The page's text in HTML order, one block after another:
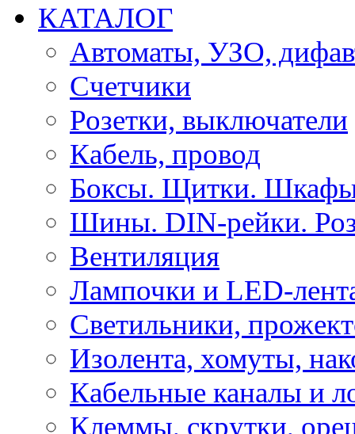
КАТАЛОГ
Автоматы, УЗО,
Счетчики
Розетки, выключатели
Кабель, провод
Боксы. Щитки.
Шины. DIN-рейки.
Вентиляция
Лампочки и LED-
Светильники,
Изолента, хомуты,
Кабельные каналы и
Клеммы, скрутки,